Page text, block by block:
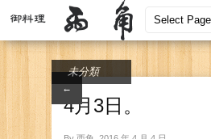
←
未分類
4月3日。